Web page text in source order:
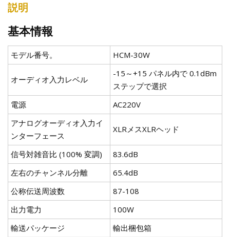
説明
基本情報
モデル番号。 HCM-30W
オーディオ入力レベル
-15～+15 パネル内で 0.1dBm
ステップで選択
電源
AC220V
アナログオーディオ入力イ
ンターフェース
XLRメスXLRヘッド
信号対雑音比 (100% 変調)
83.6dB
左右のチャンネル分離
65.4dB
公称伝送周波数
87-108
出力電力
100W
輸送パッケージ
輸出梱包箱